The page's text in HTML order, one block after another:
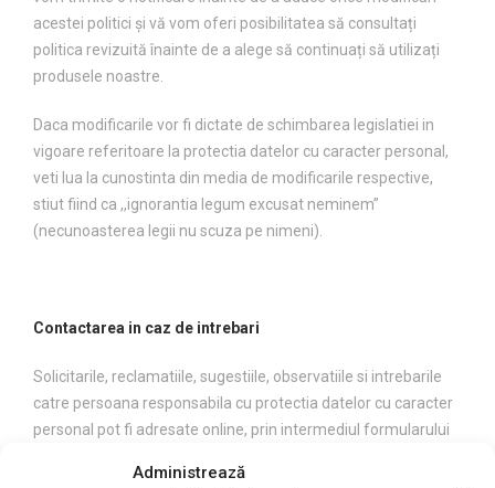
Administrează
acestei politici și vă vom oferi posibilitatea să consultați
politica revizuită înainte de a alege să continuați să utilizați
produsele noastre.
Daca modificarile vor fi dictate de schimbarea legislatiei in
vigoare referitoare la protectia datelor cu caracter personal,
veti lua la cunostinta din media de modificarile respective,
stiut fiind ca ,,ignorantia legum excusat neminem”
(necunoasterea legii nu scuza pe nimeni).
Contactarea in caz de intrebari
Solicitarile, reclamatiile, sugestiile, observatiile si intrebarile
catre persoana responsabila cu protectia datelor cu caracter
personal pot fi adresate online, prin intermediul formularului